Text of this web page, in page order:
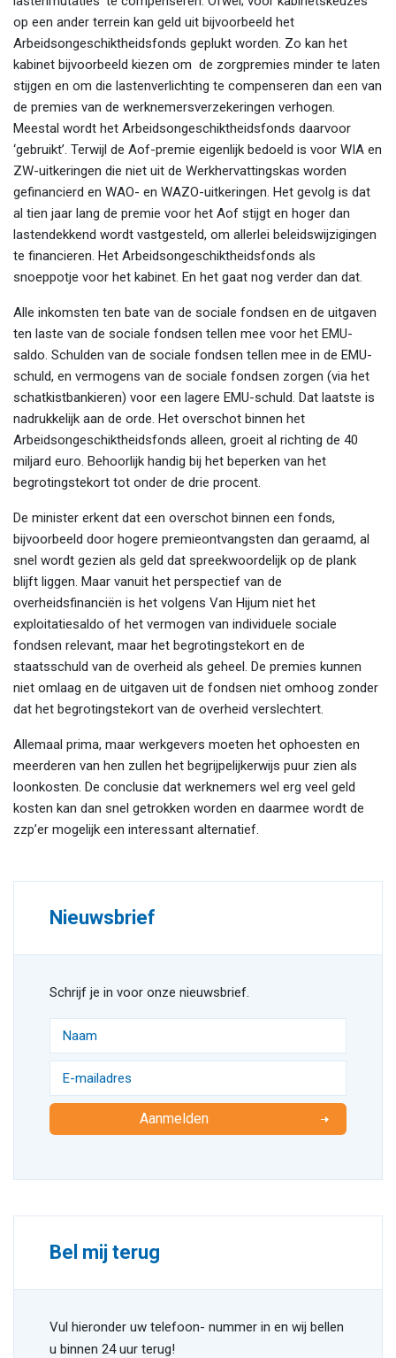
op een ander terrein kan geld uit bijvoorbeeld het
Arbeidsongeschiktheidsfonds geplukt worden. Zo kan het
kabinet bijvoorbeeld kiezen om de zorgpremies minder te laten
stijgen en om die lastenverlichting te compenseren dan een van
de premies van de werknemersverzekeringen verhogen.
Meestal wordt het Arbeidsongeschiktheidsfonds daarvoor
‘gebruikt’. Terwijl de Aof-premie eigenlijk bedoeld is voor WIA en
ZW-uitkeringen die niet uit de Werkhervattingskas worden
gefinancierd en WAO- en WAZO-uitkeringen. Het gevolg is dat
al tien jaar lang de premie voor het Aof stijgt en hoger dan
lastendekkend wordt vastgesteld, om allerlei beleidswijzigingen
te financieren. Het Arbeidsongeschiktheidsfonds als
snoeppotje voor het kabinet. En het gaat nog verder dan dat.
Alle inkomsten ten bate van de sociale fondsen en de uitgaven
ten laste van de sociale fondsen tellen mee voor het EMU-
saldo. Schulden van de sociale fondsen tellen mee in de EMU-
schuld, en vermogens van de sociale fondsen zorgen (via het
schatkistbankieren) voor een lagere EMU-schuld. Dat laatste is
nadrukkelijk aan de orde. Het overschot binnen het
Arbeidsongeschiktheidsfonds alleen, groeit al richting de 40
miljard euro. Behoorlijk handig bij het beperken van het
begrotingstekort tot onder de drie procent.
De minister erkent dat een overschot binnen een fonds,
bijvoorbeeld door hogere premieontvangsten dan geraamd, al
snel wordt gezien als geld dat spreekwoordelijk op de plank
blijft liggen. Maar vanuit het perspectief van de
overheidsfinanciën is het volgens Van Hijum niet het
exploitatiesaldo of het vermogen van individuele sociale
fondsen relevant, maar het begrotingstekort en de
staatsschuld van de overheid als geheel. De premies kunnen
niet omlaag en de uitgaven uit de fondsen niet omhoog zonder
dat het begrotingstekort van de overheid verslechtert.
Allemaal prima, maar werkgevers moeten het ophoesten en
meerderen van hen zullen het begrijpelijkerwijs puur zien als
loonkosten. De conclusie dat werknemers wel erg veel geld
kosten kan dan snel getrokken worden en daarmee wordt de
zzp’er mogelijk een interessant alternatief.
Nieuwsbrief
Schrijf je in voor onze nieuwsbrief.
Aanmelden
Bel mij terug
Vul hieronder uw telefoon- nummer in en wij bellen
u binnen 24 uur terug!